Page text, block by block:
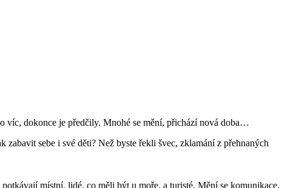
víc, dokonce je předčily. Mnohé se mění, přichází nová doba…
sebe i své děti? Než byste řekli švec, zklamání z přehnaných
místní, lidé, co měli být u moře, a turisté. Mění se komunikace.